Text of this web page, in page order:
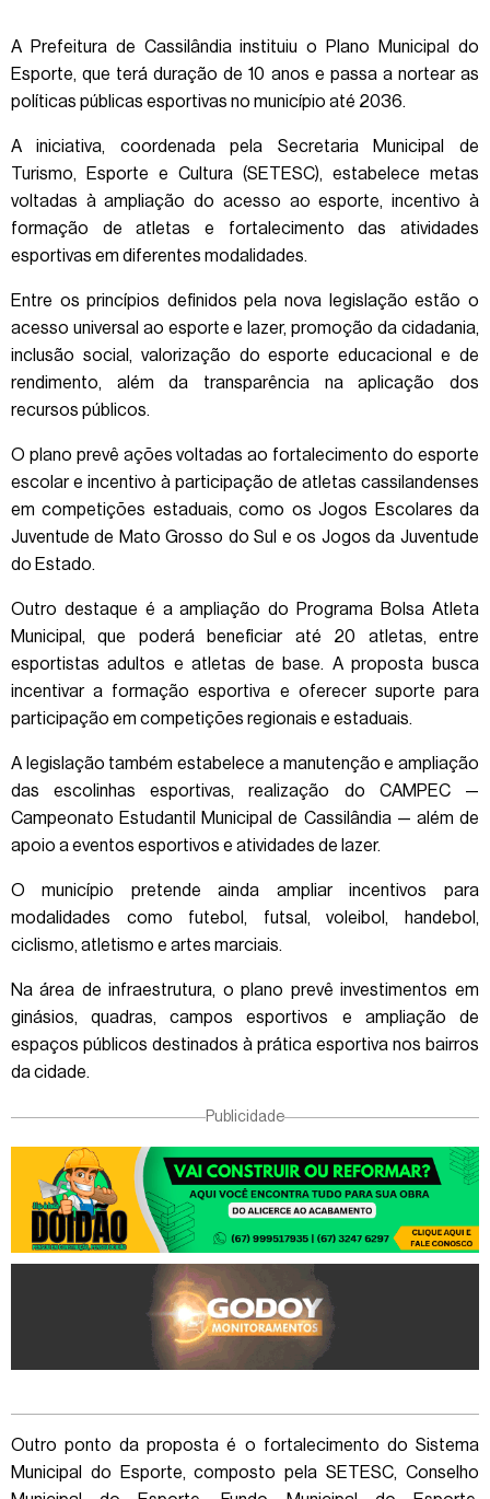
A Prefeitura de Cassilândia instituiu o Plano Municipal do
Esporte, que terá duração de 10 anos e passa a nortear as
políticas públicas esportivas no município até 2036.
A iniciativa, coordenada pela Secretaria Municipal de
Turismo, Esporte e Cultura (SETESC), estabelece metas
voltadas à ampliação do acesso ao esporte, incentivo à
formação de atletas e fortalecimento das atividades
esportivas em diferentes modalidades.
Entre os princípios definidos pela nova legislação estão o
acesso universal ao esporte e lazer, promoção da cidadania,
inclusão social, valorização do esporte educacional e de
rendimento, além da transparência na aplicação dos
recursos públicos.
O plano prevê ações voltadas ao fortalecimento do esporte
escolar e incentivo à participação de atletas cassilandenses
em competições estaduais, como os Jogos Escolares da
Juventude de Mato Grosso do Sul e os Jogos da Juventude
do Estado.
Outro destaque é a ampliação do Programa Bolsa Atleta
Municipal, que poderá beneficiar até 20 atletas, entre
esportistas adultos e atletas de base. A proposta busca
incentivar a formação esportiva e oferecer suporte para
participação em competições regionais e estaduais.
A legislação também estabelece a manutenção e ampliação
das escolinhas esportivas, realização do CAMPEC —
Campeonato Estudantil Municipal de Cassilândia — além de
apoio a eventos esportivos e atividades de lazer.
O município pretende ainda ampliar incentivos para
modalidades como futebol, futsal, voleibol, handebol,
ciclismo, atletismo e artes marciais.
Na área de infraestrutura, o plano prevê investimentos em
ginásios, quadras, campos esportivos e ampliação de
espaços públicos destinados à prática esportiva nos bairros
da cidade.
Publicidade
Outro ponto da proposta é o fortalecimento do Sistema
Municipal do Esporte, composto pela SETESC, Conselho